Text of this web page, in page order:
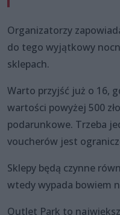
Organizatorzy
do tego wyjątkowy
sklepach.
Warto przyjść już o 16,
wartości powyżej 500
podarunkowe. Trzeba
voucherów jest
Sklepy będą czynne
wtedy wypada bowiem
Outlet Park to